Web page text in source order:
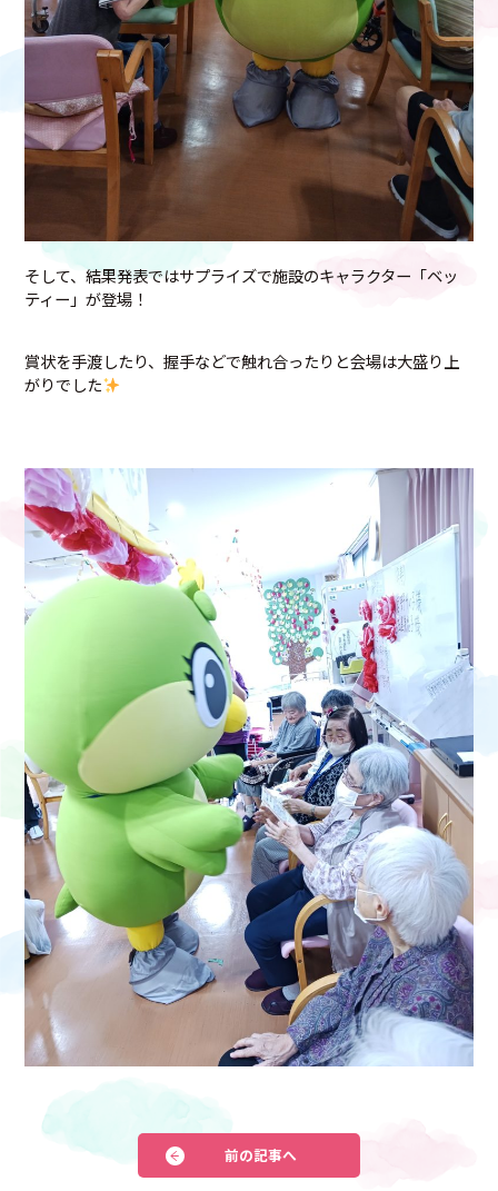
そして、結果発表ではサプライズで施設のキャラクター「ベッ
ティー」が登場！
賞状を手渡したり、握手などで触れ合ったりと会場は大盛り上
がりでした
前の記事へ